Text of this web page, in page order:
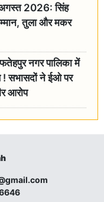
2026: सिंह
तुला और मकर
नगर पालिका में
! सभासदों ने ईओ पर
आरोप